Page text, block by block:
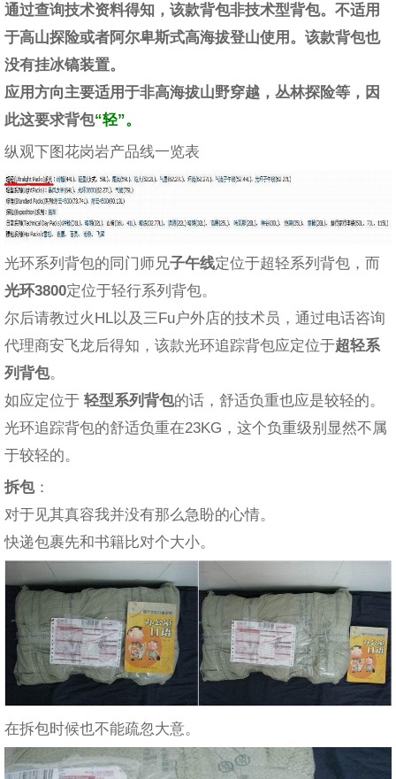
通过查询技术资料得知，该款背包非技术型背包。不适用
于高山探险或者阿尔卑斯式高海拔登山使用。该款背包也
没有挂冰镐装置。
应用方向主要适用于非高海拔山野穿越，丛林探险等，因
此这要求背包“轻”。
纵观下图花岗岩产品线一览表
光环系列背包的同门师兄子午线定位于超轻系列背包，而
光环3800定位于轻行系列背包。
尔后请教过火HL以及三Fu户外店的技术员，通过电话咨询
代理商安飞龙后得知，该款光环追踪背包应定位于超轻系
列背包。
如应定位于 轻型系列背包的话，舒适负重也应是较轻的。
光环追踪背包的舒适负重在23KG，这个负重级别显然不属
于较轻的。
拆包：
对于见其真容我并没有那么急盼的心情。
快递包裹先和书籍比对个大小。
在拆包时候也不能疏忽大意。